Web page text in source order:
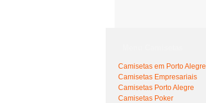
Camisetas em Porto Alegre
Camisetas Empresariais
Camisetas Porto Alegre
Camisetas Poker